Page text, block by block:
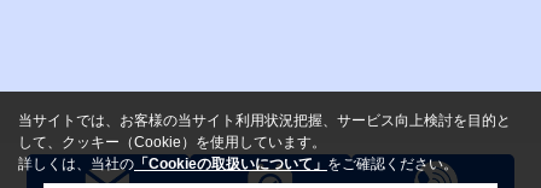
当サイトでは、お客様の当サイト利用状況把握、サービス向上検討を目的と
して、クッキー（Cookie）を使用しています。
詳しくは、当社の 「Cookieの取扱いについて」 をご確認ください。